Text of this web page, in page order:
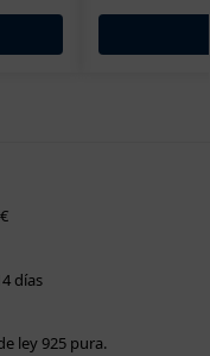
días
ley 925 pura.